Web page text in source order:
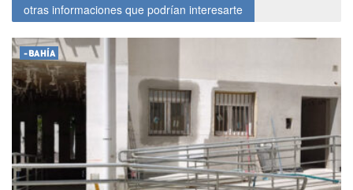
otras informaciones que podrían interesarte
-BAHÍA